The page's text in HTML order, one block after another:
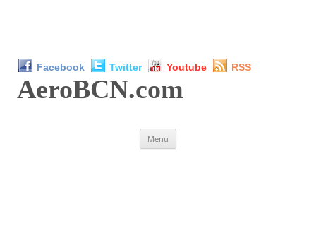
Facebook Twitter Youtube RSS
AeroBCN.com
Menú